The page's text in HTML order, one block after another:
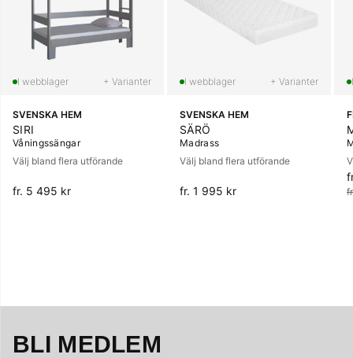
+ Varianter
SVENSKA HEM
SIRI
Våningssängar
Välj bland flera utförande
fr. 5 495 kr
+ Varianter
SVENSKA HEM
SÄRÖ
Madrass
Välj bland flera utförande
fr. 1 995 kr
BLI MEDLEM